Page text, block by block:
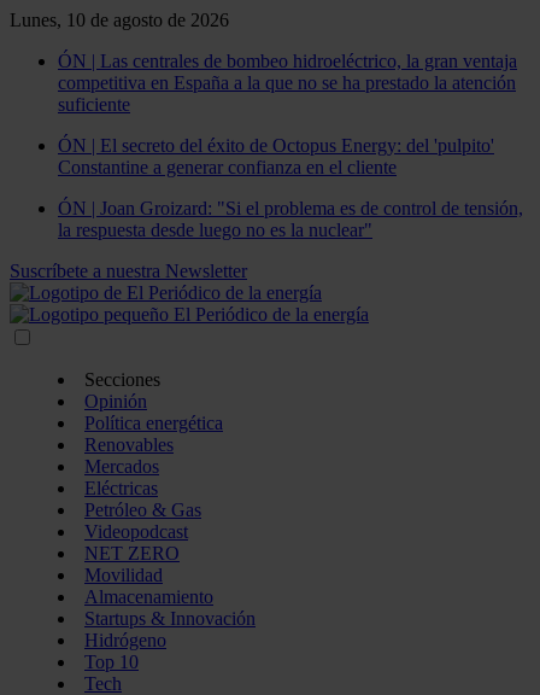
Lunes, 10 de agosto de 2026
ÓN | Las centrales de bombeo hidroeléctrico, la gran ventaja
competitiva en España a la que no se ha prestado la atención
suficiente
ÓN | El secreto del éxito de Octopus Energy: del 'pulpito'
Constantine a generar confianza en el cliente
ÓN | Joan Groizard: "Si el problema es de control de tensión,
la respuesta desde luego no es la nuclear"
Suscríbete a nuestra Newsletter
Secciones
Opinión
Política energética
Renovables
Mercados
Eléctricas
Petróleo & Gas
Videopodcast
NET ZERO
Movilidad
Almacenamiento
Startups & Innovación
Hidrógeno
Top 10
Tech